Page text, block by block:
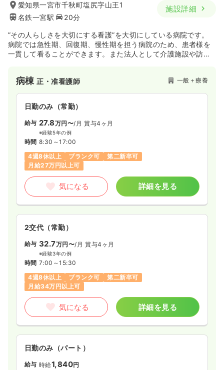
愛知県一宮市千秋町塩尻字山王1
名鉄一宮駅
20分
施設詳細
”その人らしさを大切にする看護”を大切にしている病院です。
病院では急性期、回復期、慢性期を担う病院のため、患者様を
一貫して看ることができます。また法人として介護施設や訪問
とができる環境が揃っています。
病棟正・准看護師 一般＋療養
日勤のみ（常勤）
給与 27.8万円〜/月 賞与4ヶ月
※経験5年の例
時間 8:30～17:00
4週8休以上
ブランク可
第二新卒可
月給27万円以上可
気になる 詳細を見る
2交代（常勤）
給与 32.7万円〜/月 賞与4ヶ月
※経験3年の例
時間 7:00～15:30
4週8休以上
ブランク可
第二新卒可
月給34万円以上可
気になる 詳細を見る
日勤のみ（パート）
給与 時給1,840円